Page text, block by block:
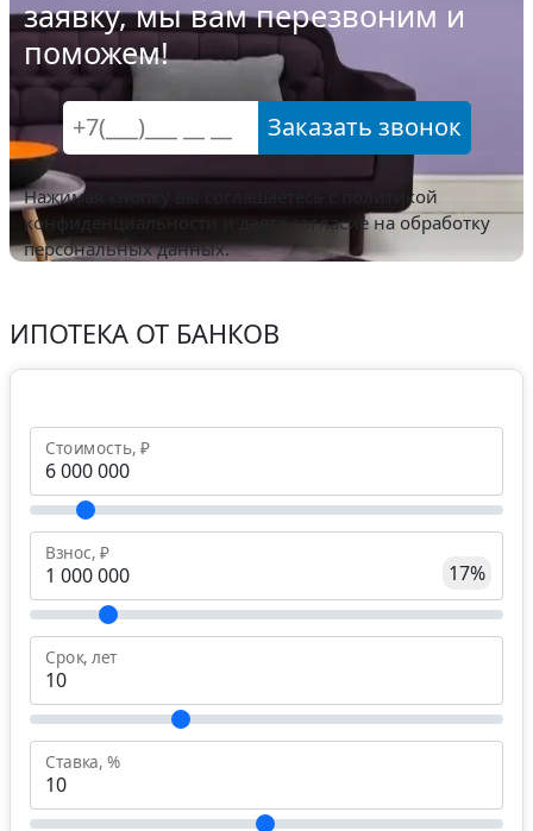
заявку, мы вам перезвоним и
поможем!
Заказать звонок
Нажимая кнопку вы соглашаетесь с
политикой
конфиденциальности и даете согласие на обработку
персональных данных.
ИПОТЕКА ОТ БАНКОВ
Стоимость, ₽
Взнос, ₽
17%
Срок, лет
Ставка, %